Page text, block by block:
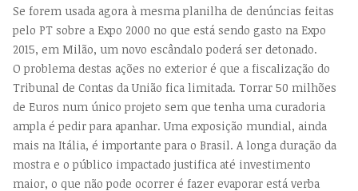
Se forem usada agora à mesma planilha de denúncias feitas
pelo PT sobre a Expo 2000 no que está sendo gasto na Expo
2015, em Milão, um novo escândalo poderá ser detonado.
O problema destas ações no exterior é que a fiscalização do
Tribunal de Contas da União fica limitada. Torrar 50 milhões
de Euros num único projeto sem que tenha uma curadoria
ampla é pedir para apanhar. Uma exposição mundial, ainda
mais na Itália, é importante para o Brasil. A longa duração da
mostra e o público impactado justifica até investimento
maior, o que não pode ocorrer é fazer evaporar está verba